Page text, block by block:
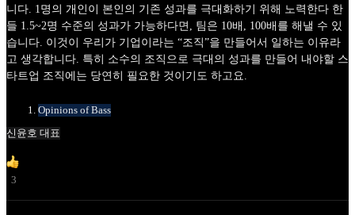
니다. 1명의 개인이 본인의 기존 성과를 극대화하기 위해 노력한다 한
들 1.5~2명 수준의 성과가 가능하다면, 팀은 10배, 100배를 해낼 수 있
습니다. 이것이 우리가 기업이라는 “조직”을 만들어서 일하는 이유라
고 생각합니다. 특히 소수의 조직으로 극대의 성과를 만들어 내야할 스
타트업 조직에는 당연히 필요한 것이기도 하고요.
Opinions of Bass
신윤호 대표
3